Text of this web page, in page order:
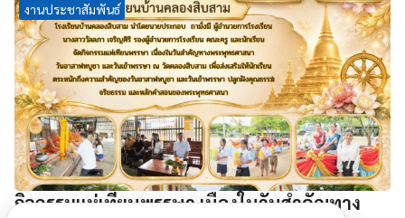
งานประชาสัมพันธ์
กิจกรรมแห่เทียนพรรษา เนื่องในวันสำคัญทาง